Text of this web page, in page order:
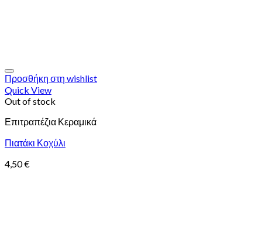
Προσθήκη στη wishlist
Quick View
Out of stock
Επιτραπέζια Κεραμικά
Πιατάκι Κοχύλι
4,50€